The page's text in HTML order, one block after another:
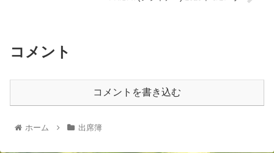
コメント
コメントを書き込む
ホーム 出席簿